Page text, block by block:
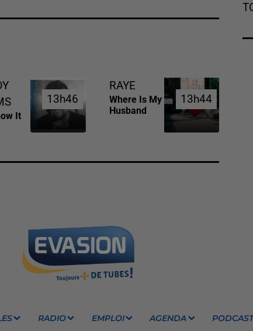
It
13h46
13h46
RAYE
Where Is My
Husband
13h44
13h44
RADIO EMPLOI AGENDA